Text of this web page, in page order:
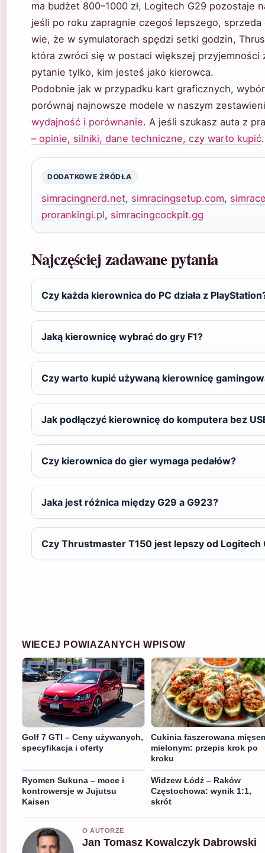
ma budżet 800–1000 zł, Logitech G29 pozostaje
jeśli po roku zapragnie czegoś lepszego,
wie, że w symulatorach spędzi setki godzin,
która zwróci się w postaci większej przyjemności
pytanie tylko, kim jesteś jako kierowca.
Podobnie jak w przypadku kart graficznych,
porównaj najnowsze modele w naszym
wydajność i porównanie. A jeśli szukasz auta z
– opinie, silniki, dane techniczne, czy warto kupić.
DODATKOWE ŹRÓDŁA
simracingnerd.net, simracingsetup.com,
prorankingi.pl, simracingcockpit.gg
Najczęściej zadawane pytania
Czy każda kierownica do PC działa z
Jaką kierownicę wybrać do gry F1?
Czy warto kupić używaną kierownicę
Jak podłączyć kierownicę do komputera bez
Czy kierownica do gier wymaga pedałów?
Jaka jest różnica między G29 a G923?
Czy Thrustmaster T150 jest lepszy od Logitech
WIECEJ POWIAZANYCH WPISOW
Golf 7 GTI – Ceny używanych,
specyfikacja i oferty
Cukinia faszerowana
mielonym: przepis krok po
kroku
Ryomen Sukuna – moce i
kontrowersje w Jujutsu
Kaisen
Widzew Łódź – Raków
Częstochowa: wynik 1:1,
skrót
O AUTORZE
Jan Tomasz Kowalczyk Dabrowski